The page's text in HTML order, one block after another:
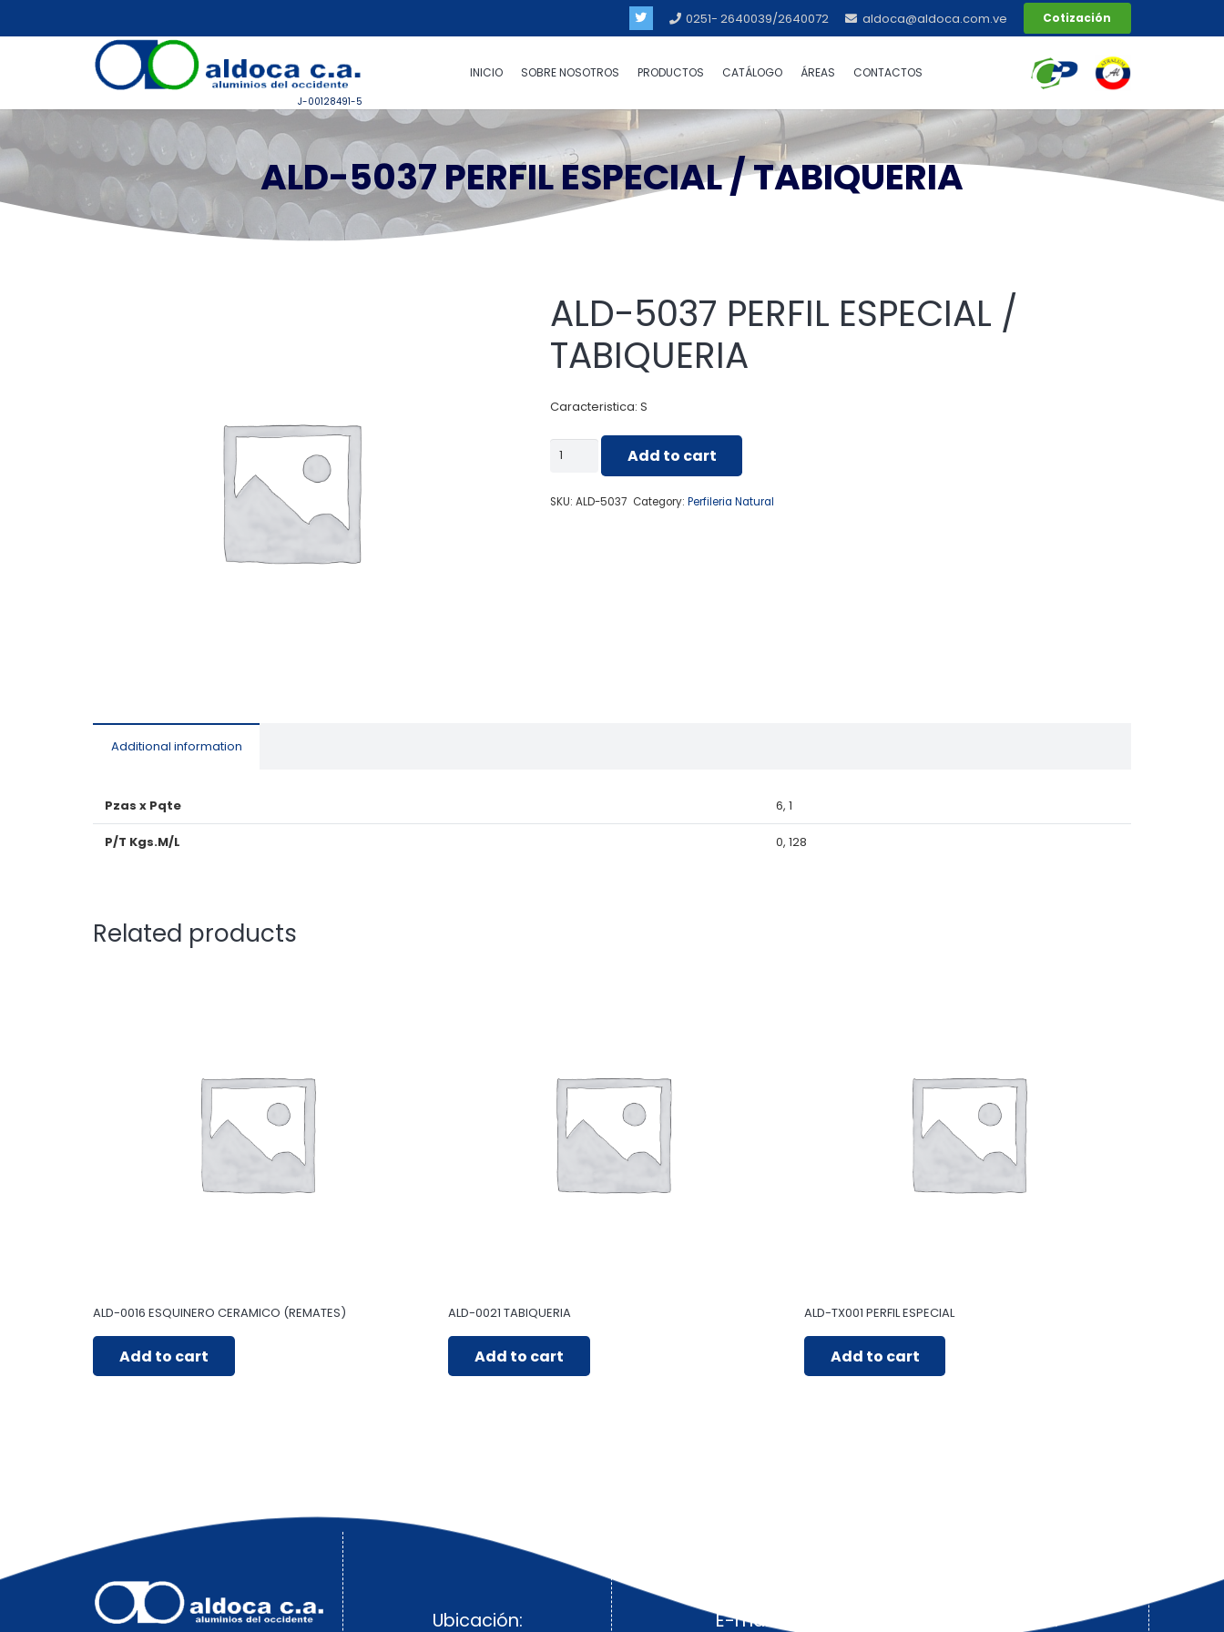
0251- 2640039/2640072 aldoca@aldoca.com.ve Cotización
J-00128491-5
INICIO SOBRE NOSOTROS PRODUCTOS CATÁLOGO ÁREAS CONTACTOS
ALD-5037 PERFIL ESPECIAL / TABIQUERIA
ALD-5037 PERFIL ESPECIAL /
TABIQUERIA
Caracteristica: S
ALD-
PERFIL
Add to cart
SKU: ALD-5037 Category: Perfileria Natural
Additional information
Pzas x Pqte 6, 1
P/T Kgs.M/L 0, 128
Related products
ALD-0016 ESQUINERO CERAMICO (REMATES)
Add to cart
ALD-0021 TABIQUERIA
Add to cart
ALD-TX001 PERFIL ESPECIAL
Add to cart
Ubicación: E-mail: Llámanos: